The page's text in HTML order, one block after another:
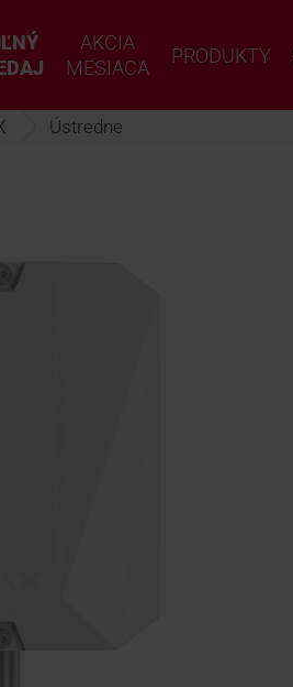
AKCIA
MESIACA
PRODUKTY
Ústredne